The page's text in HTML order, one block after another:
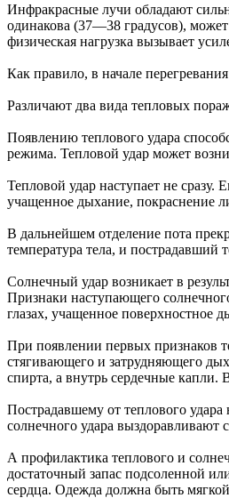
Инфракрасные лучи обладают
одинакова (37—38 градусов),
физическая нагрузка вызывает
Как правило, в начале
Различают два вида тепловых
Появлению теплового удара
режима. Тепловой удар может
Тепловой удар наступает не
учащенное дыхание, покраснение
В дальнейшем отделение пота
температура тела, и пострадавший
Солнечный удар возникает в
Признаки наступающего
глазах, учащенное поверхностное
При появлении первых признаков
стягивающего и затрудняющего
спирта, а внутрь сердечные капли.
Пострадавшему от теплового
солнечного удара выздоравливают
А профилактика теплового и
достаточный запас подсоленной
сердца. Одежда должна быть